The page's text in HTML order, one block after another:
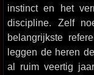
instinct en het
discipline. Zelf
belangrijkste
leggen de heren
al ruim veertig